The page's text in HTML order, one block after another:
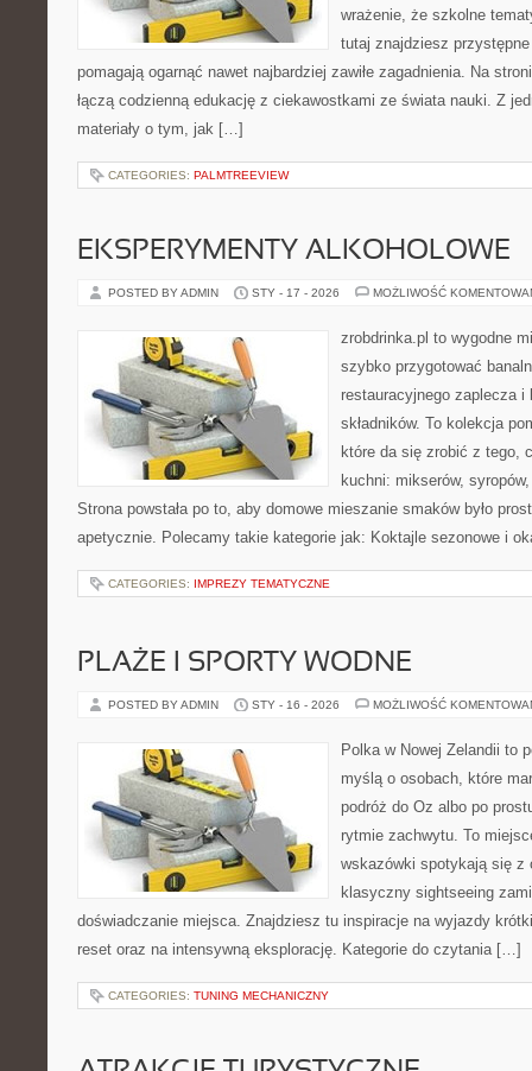
wrażenie, że szkolne
tutaj znajdziesz
pomagają ogarnąć nawet najbardziej zawiłe zagadnienia. Na
łączą codzienną edukację z ciekawostkami ze świata nauki. Z
materiały o tym, jak […]
CATEGORIES: PALMTREEVIEW
EKSPERYMENTY ALKOHOLOWE
POSTED BY ADMIN STY - 17 - 2026 MOŻLIWOŚĆ
zrobdrinka.pl to wygodne
szybko przygotować
restauracyjnego zaplecza
składników. To kolekcja
które da się zrobić z tego,
kuchni: mikserów,
Strona powstała po to, aby domowe mieszanie smaków było
apetycznie. Polecamy takie kategorie jak: Koktajle sezonowe i
CATEGORIES: IMPREZY TEMATYCZNE
PLAŻE I SPORTY WODNE
POSTED BY ADMIN STY - 16 - 2026 MOŻLIWOŚĆ
Polka w Nowej Zelandii to
myślą o osobach, które
podróż do Oz albo po
rytmie zachwytu. To
wskazówki spotykają się z
klasyczny sightseeing
doświadczanie miejsca. Znajdziesz tu inspiracje na wyjazdy
reset oraz na intensywną eksplorację. Kategorie do czytania […]
CATEGORIES: TUNING MECHANICZNY